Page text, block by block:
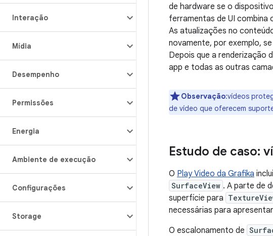
Interação
Mídia
Desempenho
Permissões
Energia
Ambiente de execução
Configurações
Storage
de hardware se o
ferramentas de UI
As atualizações no
novamente, por exemplo,
Depois que a renderização
app e todas as outras
Observação:vídeos
de vídeo que oferecem
Estudo de caso:
O Play Video da Grafika
SurfaceView . A parte de
superfície para
necessárias para
O escalonamento de